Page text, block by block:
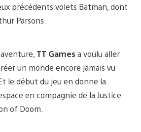
précédents volets Batman, dont
Parsons.
TT Gamesa voulu aller
un monde encore jamais vu
le début du jeu en donne la
en compagnie de la Justice
of Doom.